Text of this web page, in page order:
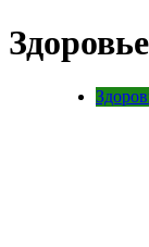
Здоровье